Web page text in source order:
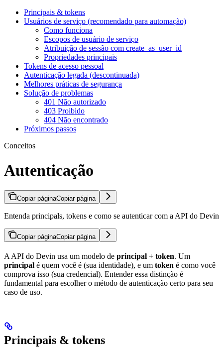
Principais & tokens
Usuários de serviço (recomendado para automação)
Como funciona
Escopos de usuário de serviço
Atribuição de sessão com create_as_user_id
Propriedades principais
Tokens de acesso pessoal
Autenticação legada (descontinuada)
Melhores práticas de segurança
Solução de problemas
401 Não autorizado
403 Proibido
404 Não encontrado
Próximos passos
Conceitos
Autenticação
Copiar páginaCopiar página
Entenda principals, tokens e como se autenticar com a API do Devin
Copiar páginaCopiar página
A API do Devin usa um modelo de principal + token. Um
principal é quem você é (sua identidade), e um token é como você
comprova isso (sua credencial). Entender essa distinção é
fundamental para escolher o método de autenticação certo para seu
caso de uso.
Principais & tokens